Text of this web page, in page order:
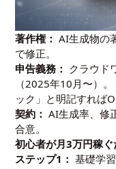
著作権： AI生成物の
で修正。
申告義務： クラウド
（2025年10月〜）
ック」と明記すれば
契約： AI生成率、修
合意。
初心者が月3万円稼
ステップ1： 基礎学